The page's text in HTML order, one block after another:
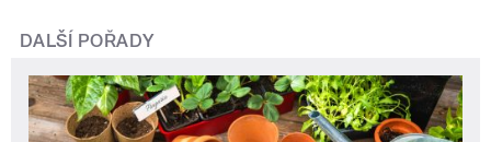
DALŠÍ POŘADY